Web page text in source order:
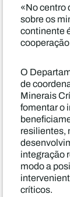
«No centro
sobre os
continente
O
de
Minerais
fomentar o
resilientes,
integração
modo a
críticos.